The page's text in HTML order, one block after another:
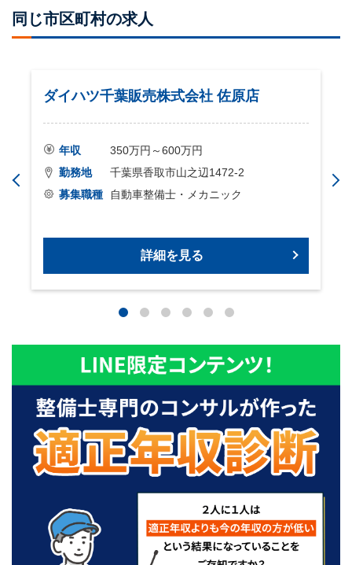
同じ市区町村の求人
ダイハツ千葉販売株式会社 佐原店
年収
350万円～600万円
勤務地
千葉県香取市山之辺1472-2
募集職種
自動車整備士・メカニック
詳細を見る